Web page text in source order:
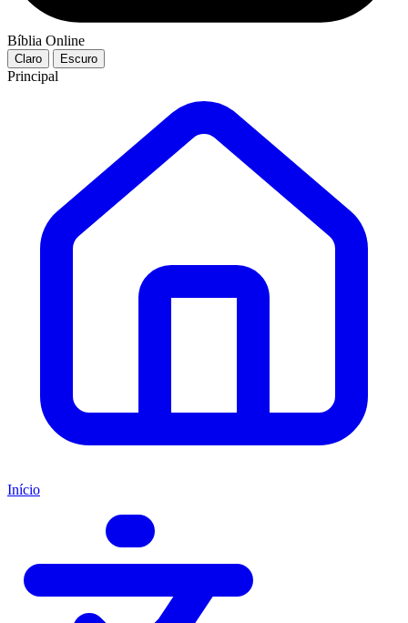
Bíblia Online
Claro Escuro
Principal
Início